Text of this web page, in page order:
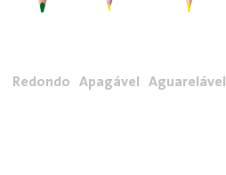
Redondo Apagável Aguarelável